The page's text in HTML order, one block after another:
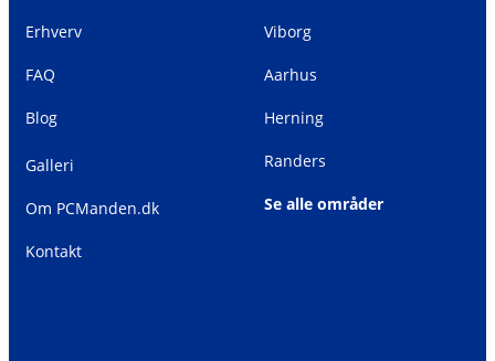
Erhverv
FAQ
Blog
Galleri
Om PCManden.dk
Kontakt
Viborg
Aarhus
Herning
Randers
Se alle områder